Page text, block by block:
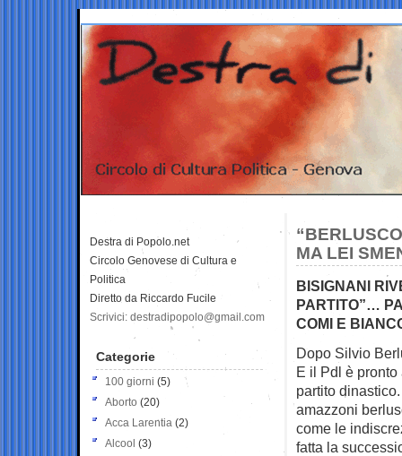
MA LEI
BISIGNANI
PARTITO”…
COMI E
Dopo Silvio
E il Pdl è
partito
amazzoni
come le
fatta la
Destra di Popolo.net
Circolo Genovese di Cultura e
Politica
Diretto da Riccardo Fucile
Scrivici: destradipopolo@gmail.com
Categorie
100 giorni (5)
Aborto (20)
Acca Larentia (2)
Alcool (3)